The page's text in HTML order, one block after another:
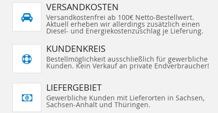
VERSANDKOSTEN
Versandkostenfrei ab 100€ Netto-Bestellwert.
Aktuell erheben wir allerdings zusätzlich einen
Diesel- und Energiekostenzuschlag je Lieferung.
KUNDENKREIS
Bestellmöglichkeit ausschließlich für gewerbliche
Kunden. Kein Verkauf an private Endverbraucher!
LIEFERGEBIET
Gewerbliche Kunden mit Lieferorten in Sachsen,
Sachsen-Anhalt und Thüringen.